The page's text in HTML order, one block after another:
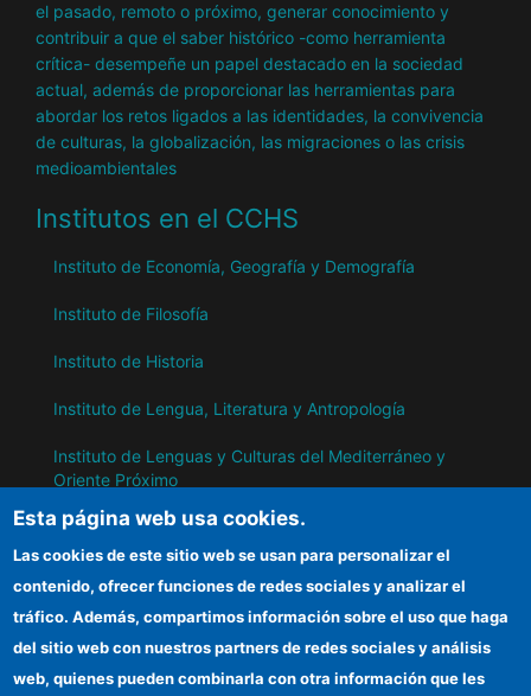
el pasado, remoto o próximo, generar conocimiento y
contribuir a que el saber histórico -como herramienta
crítica- desempeñe un papel destacado en la sociedad
actual, además de proporcionar las herramientas para
abordar los retos ligados a las identidades, la convivencia
de culturas, la globalización, las migraciones o las crisis
medioambientales
Institutos en el CCHS
Instituto de Economía, Geografía y Demografía
Instituto de Filosofía
Instituto de Historia
Instituto de Lengua, Literatura y Antropología
Instituto de Lenguas y Culturas del Mediterráneo y
Oriente Próximo
Instituto de Políticas y Bienes Públicos
IH
Sede electrónica CSIC
Esta página web usa cookies.
Las cookies de este sitio web se usan para personalizar el
contenido, ofrecer funciones de redes sociales y analizar el
tráfico. Además, compartimos información sobre el uso que haga
del sitio web con nuestros partners de redes sociales y análisis
web, quienes pueden combinarla con otra información que les